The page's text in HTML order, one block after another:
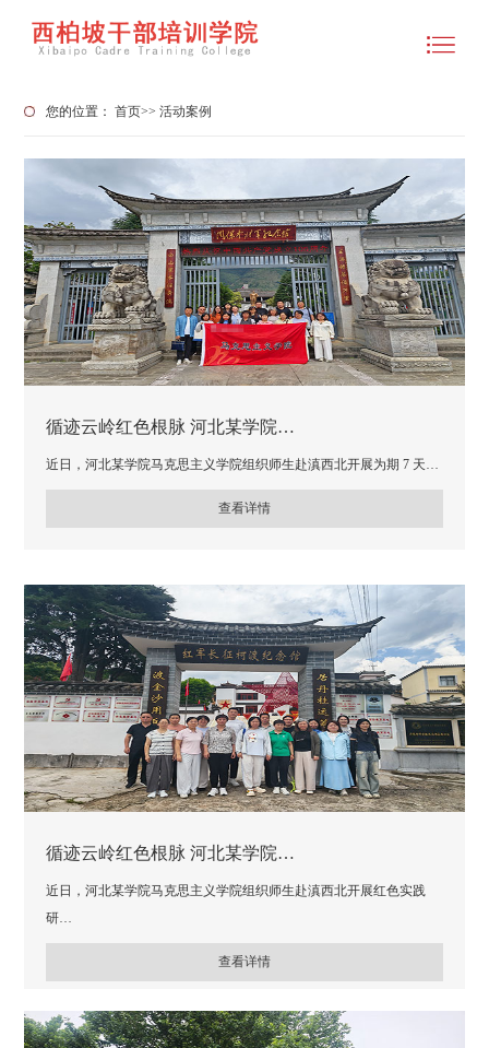
您的位置：首页>>活动案例
循迹云岭红色根脉 河北某学院…
近日，河北某学院马克思主义学院组织师生赴滇西北开展为期 7 天…
查看详情
循迹云岭红色根脉 河北某学院…
近日，河北某学院马克思主义学院组织师生赴滇西北开展红色实践
研…
查看详情